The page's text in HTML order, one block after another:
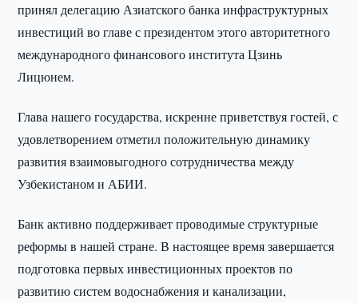
принял делегацию Азиатского банка инфраструктурных
инвестиций во главе с президентом этого авторитетного
международного финансового института Цзинь
Лицюнем.
Глава нашего государства, искренне приветствуя гостей, с
удовлетворением отметил положительную динамику
развития взаимовыгодного сотрудничества между
Узбекистаном и АБИИ.
Банк активно поддерживает проводимые структурные
реформы в нашей стране. В настоящее время завершается
подготовка первых инвестиционных проектов по
развитию систем водоснабжения и канализации,